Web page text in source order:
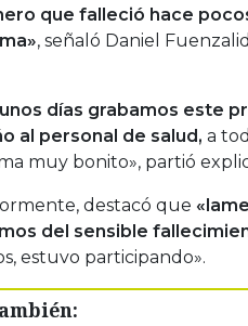
que falleció hace
, señaló Daniel
días grabamos este
al personal de salud, a
muy bonito», partió
destacó que
del sensible
estuvo participando».